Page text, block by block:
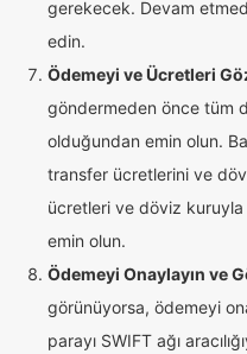
gerekecek. Devam
edin.
Ödemeyi ve Ücretleri
göndermeden önce tüm
olduğundan emin olun.
transfer ücretlerini ve
ücretleri ve döviz
emin olun.
Ödemeyi Onaylayın ve
görünüyorsa, ödemeyi
parayı SWIFT ağı